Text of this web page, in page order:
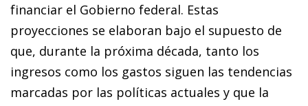
financiar el Gobierno federal. Estas
proyecciones se elaboran bajo el supuesto de
que, durante la próxima década, tanto los
ingresos como los gastos siguen las tendencias
marcadas por las políticas actuales y que la